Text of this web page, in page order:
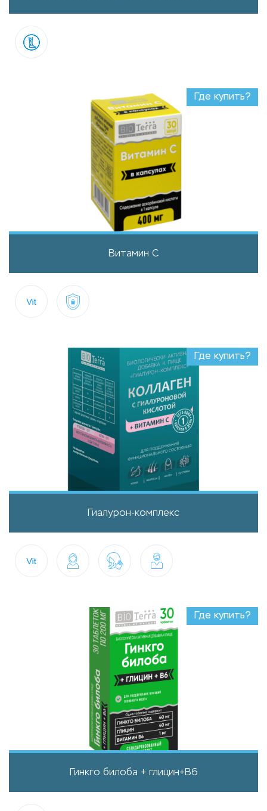
Витамин С
Где купить?
Гиалурон-комплекс
Где купить?
Гинкго билоба + глицин+B6
Где купить?